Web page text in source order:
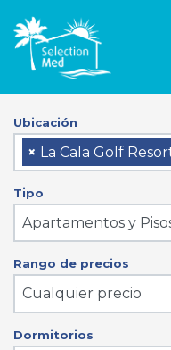
Ubicación
× La Cala Golf
Tipo
Apartamentos y
Rango de precios
Cualquier precio
Dormitorios